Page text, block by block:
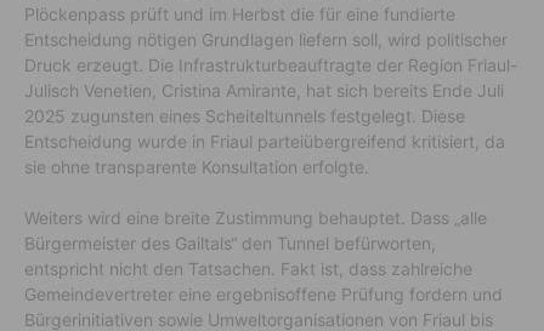
Plöckenpass prüft und im Herbst die für eine fundierte
Entscheidung nötigen Grundlagen liefern soll, wird politischer
Druck erzeugt. Die Infrastrukturbeauftragte der Region Friaul-
Julisch Venetien, Cristina Amirante, hat sich bereits Ende Juli
2025 zugunsten eines Scheiteltunnels festgelegt. Diese
Entscheidung wurde in Friaul parteiübergreifend kritisiert, da
sie ohne transparente Konsultation erfolgte.
Weiters wird eine breite Zustimmung behauptet. Dass „alle
Bürgermeister des Gailtals“ den Tunnel befürworten,
entspricht nicht den Tatsachen. Fakt ist, dass zahlreiche
Gemeindevertreter eine ergebnisoffene Prüfung fordern und
Bürgerinitiativen sowie Umweltorganisationen von Friaul bis